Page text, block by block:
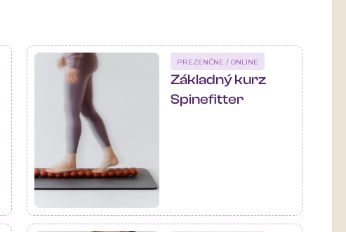
PREZENČNE / ONLINE
Základný kurz
Spinefitter